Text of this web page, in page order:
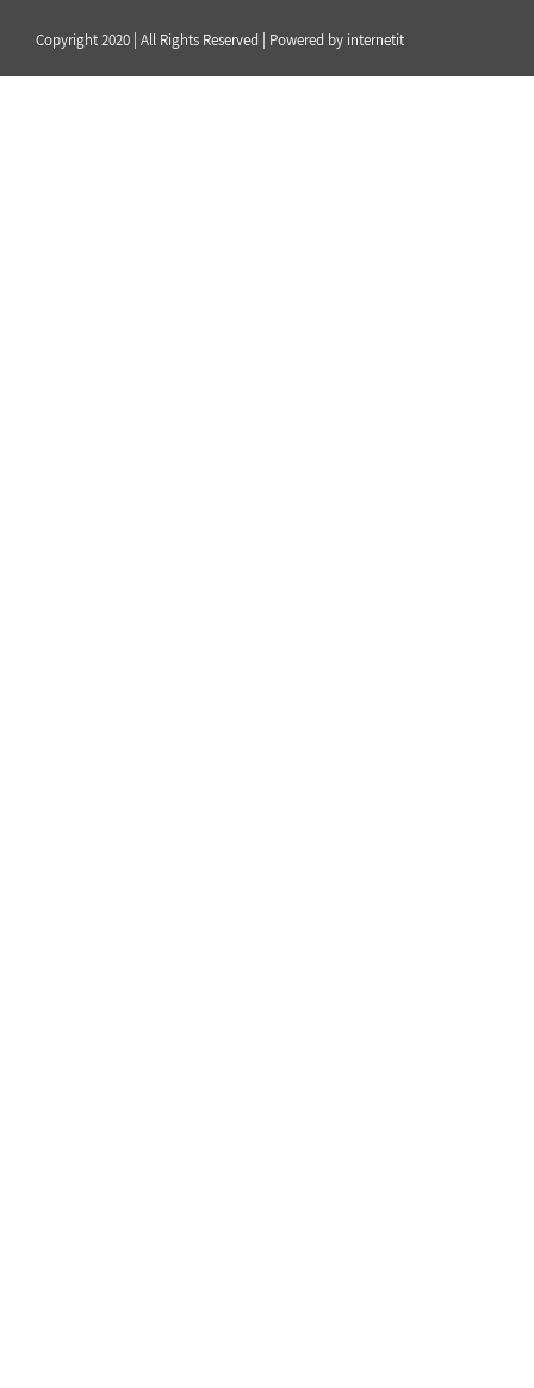
Copyright 2020 | All Rights Reserved | Powered by internetit